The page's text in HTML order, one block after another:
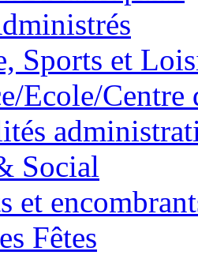
Sports et
Ecole/Centre
Social
et
Fêtes